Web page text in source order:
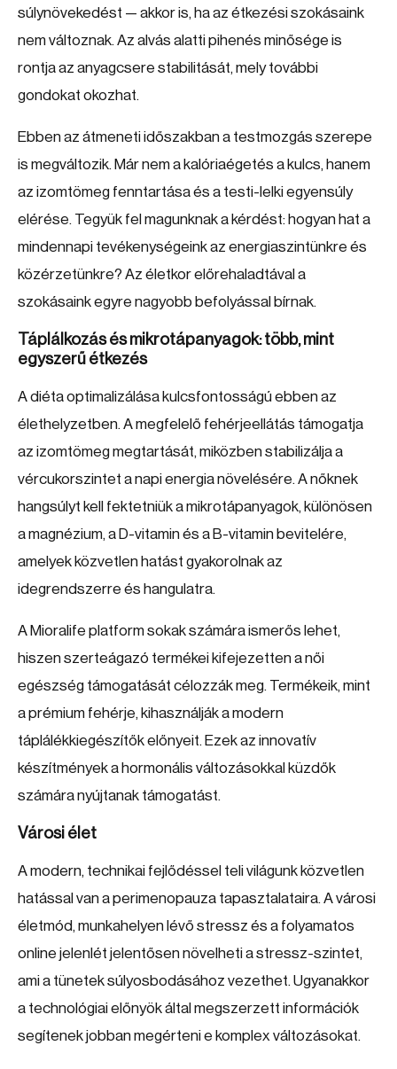
súlynövekedést — akkor is, ha az étkezési szokásaink
nem változnak. Az alvás alatti pihenés minősége is
rontja az anyagcsere stabilitását, mely további
gondokat okozhat.
Ebben az átmeneti időszakban a testmozgás szerepe
is megváltozik. Már nem a kalóriaégetés a kulcs, hanem
az izomtömeg fenntartása és a testi-lelki egyensúly
elérése. Tegyük fel magunknak a kérdést: hogyan hat a
mindennapi tevékenységeink az energiaszintünkre és
közérzetünkre? Az életkor előrehaladtával a
szokásaink egyre nagyobb befolyással bírnak.
Táplálkozás és mikrotápanyagok: több, mint
egyszerű étkezés
A diéta optimalizálása kulcsfontosságú ebben az
élethelyzetben. A megfelelő fehérjeellátás támogatja
az izomtömeg megtartását, miközben stabilizálja a
vércukorszintet a napi energia növelésére. A nőknek
hangsúlyt kell fektetniük a mikrotápanyagok, különösen
a magnézium, a D-vitamin és a B-vitamin bevitelére,
amelyek közvetlen hatást gyakorolnak az
idegrendszerre és hangulatra.
A Mioralife platform sokak számára ismerős lehet,
hiszen szerteágazó termékei kifejezetten a női
egészség támogatását célozzák meg. Termékeik, mint
a prémium fehérje, kihasználják a modern
táplálékkiegészítők előnyeit. Ezek az innovatív
készítmények a hormonális változásokkal küzdők
számára nyújtanak támogatást.
Városi élet
A modern, technikai fejlődéssel teli világunk közvetlen
hatással van a perimenopauza tapasztalataira. A városi
életmód, munkahelyen lévő stressz és a folyamatos
online jelenlét jelentősen növelheti a stressz-szintet,
ami a tünetek súlyosbodásához vezethet. Ugyanakkor
a technológiai előnyök által megszerzett információk
segítenek jobban megérteni e komplex változásokat.